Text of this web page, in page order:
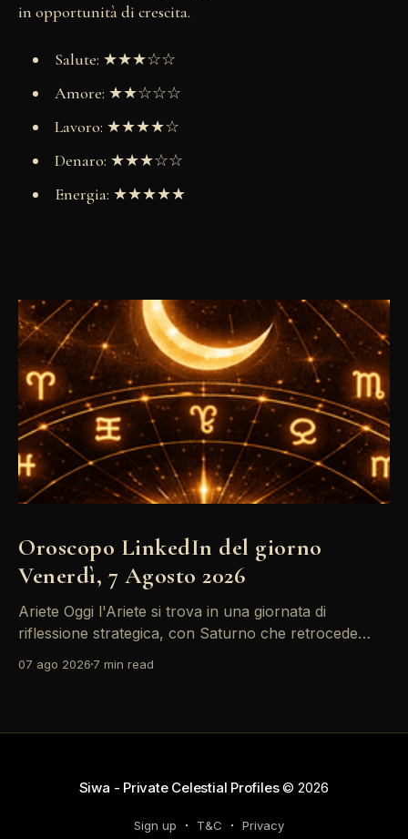
in opportunità di crescita.
Salute: ★★★☆☆
Amore: ★★☆☆☆
Lavoro: ★★★★☆
Denaro: ★★★☆☆
Energia: ★★★★★
Oroscopo LinkedIn del giorno
Venerdì, 7 Agosto 2026
Ariete Oggi l'Ariete si trova in una giornata di
riflessione strategica, con Saturno che retrocede
riconsiderare il tuo personal brand e l'engagement
07 ago 2026 7 min read
Siwa - Private Celestial Profiles© 2026
Sign up T&C Privacy